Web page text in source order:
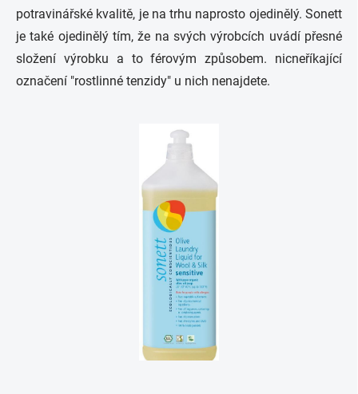
potravinářské kvalitě, je na trhu naprosto ojedinělý. Sonett
je také ojedinělý tím, že na svých výrobcích uvádí přesné
složení výrobku a to férovým způsobem. nicneříkající
označení "rostlinné tenzidy" u nich nenajdete.